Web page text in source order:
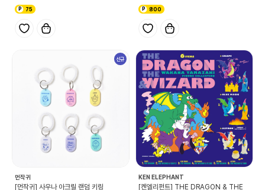
75 800
신규
먼작귀
[먼작귀] 사우나 아크릴 랜덤 키링
KEN ELEPHANT
[켄엘리펀트] THE DRAGON & THE